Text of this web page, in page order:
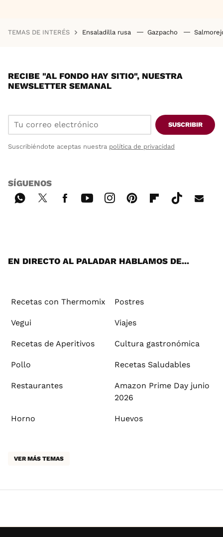
TEMAS DE INTERÉS Ensaladilla rusa Gazpacho
RECIBE "AL FONDO HAY SITIO", NUESTRA
NEWSLETTER SEMANAL
SUSCRIBIR
Suscribiéndote aceptas nuestra política de privacidad
SÍGUENOS
EN DIRECTO AL PALADAR HABLAMOS DE...
Recetas con Thermomix Postres
Vegui Viajes
Recetas de Aperitivos Cultura gastronómica
Pollo Recetas Saludables
Restaurantes
Amazon Prime Day junio
2026
Horno Huevos
VER MÁS TEMAS